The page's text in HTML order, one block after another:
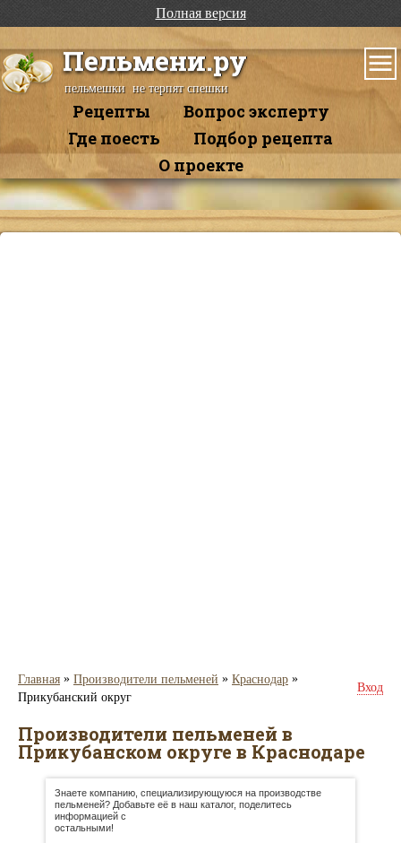
Полная версия
Пельмени.ру
пельмешки не терпят спешки
Рецепты
Вопрос эксперту
Где поесть
Подбор рецепта
О проекте
Главная » Производители пельменей » Краснодар »
Прикубанский округ
Вход
Производители пельменей в
Прикубанском округе в Краснодаре
Знаете компанию, специализирующуюся на производстве
пельменей? Добавьте её в наш каталог, поделитесь
информацией с
остальными!